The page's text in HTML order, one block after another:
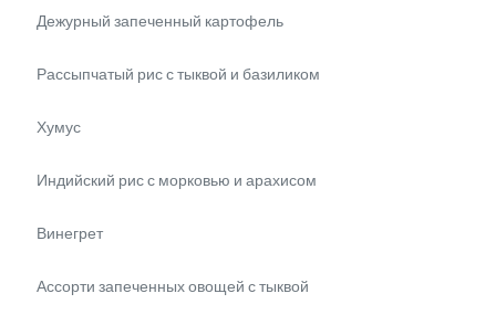
Дежурный запеченный картофель
Рассыпчатый рис с тыквой и базиликом
Хумус
Индийский рис с морковью и арахисом
Винегрет
Ассорти запеченных овощей с тыквой